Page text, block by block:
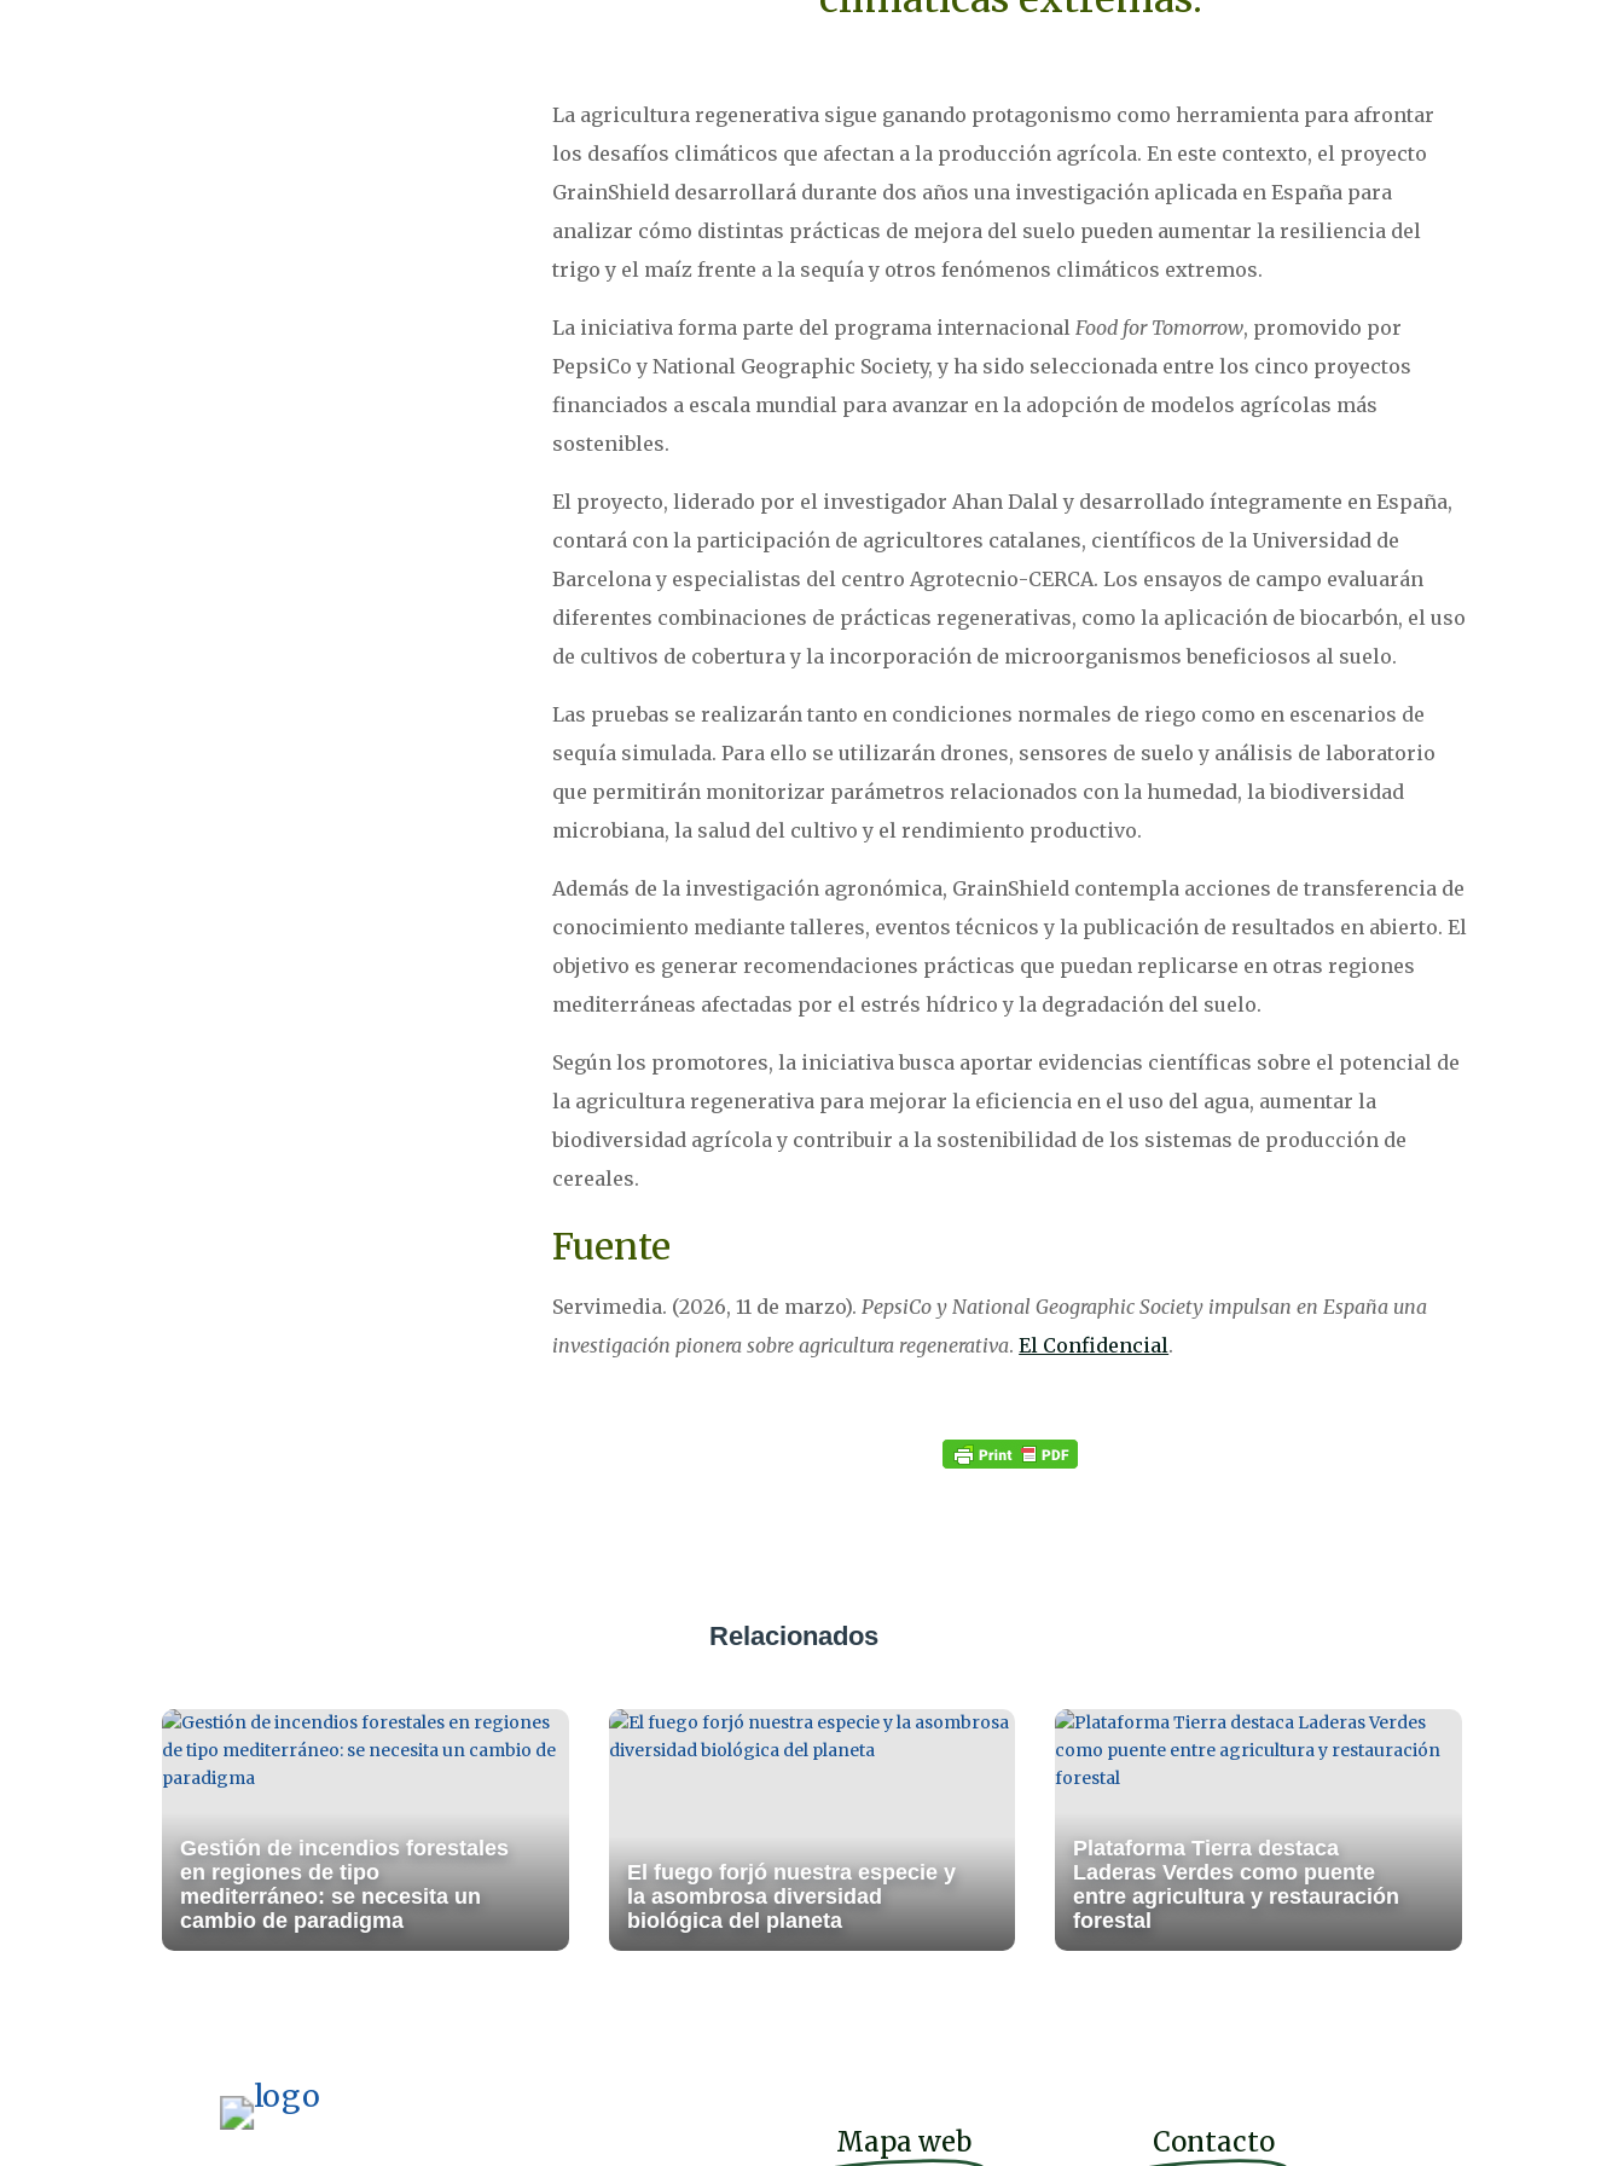
La agricultura regenerativa sigue ganando protagonismo como herramienta para afrontar
los desafíos climáticos que afectan a la producción agrícola. En este contexto, el proyecto
GrainShield desarrollará durante dos años una investigación aplicada en España para
analizar cómo distintas prácticas de mejora del suelo pueden aumentar la resiliencia del
trigo y el maíz frente a la sequía y otros fenómenos climáticos extremos.
La iniciativa forma parte del programa internacionalFood for Tomorrow, promovido por
PepsiCo y National Geographic Society, y ha sido seleccionada entre los cinco proyectos
financiados a escala mundial para avanzar en la adopción de modelos agrícolas más
sostenibles.
El proyecto, liderado por el investigador Ahan Dalal y desarrollado íntegramente en España,
contará con la participación de agricultores catalanes, científicos de la Universidad de
Barcelona y especialistas del centro Agrotecnio-CERCA. Los ensayos de campo evaluarán
diferentes combinaciones de prácticas regenerativas, como la aplicación de biocarbón, el uso
de cultivos de cobertura y la incorporación de microorganismos beneficiosos al suelo.
Las pruebas se realizarán tanto en condiciones normales de riego como en escenarios de
sequía simulada. Para ello se utilizarán drones, sensores de suelo y análisis de laboratorio
que permitirán monitorizar parámetros relacionados con la humedad, la biodiversidad
microbiana, la salud del cultivo y el rendimiento productivo.
Además de la investigación agronómica, GrainShield contempla acciones de transferencia de
conocimiento mediante talleres, eventos técnicos y la publicación de resultados en abierto. El
objetivo es generar recomendaciones prácticas que puedan replicarse en otras regiones
mediterráneas afectadas por el estrés hídrico y la degradación del suelo.
Según los promotores, la iniciativa busca aportar evidencias científicas sobre el potencial de
la agricultura regenerativa para mejorar la eficiencia en el uso del agua, aumentar la
biodiversidad agrícola y contribuir a la sostenibilidad de los sistemas de producción de
cereales.
Fuente
Servimedia. (2026, 11 de marzo).PepsiCo y National Geographic Society impulsan en España una
investigación pionera sobre agricultura regenerativa.El Confidencial.
Relacionados
Gestión de incendios forestales
en regiones de tipo
mediterráneo: se necesita un
cambio de paradigma
El fuego forjó nuestra especie y
la asombrosa diversidad
biológica del planeta
Plataforma Tierra destaca
Laderas Verdes como puente
entre agricultura y restauración
forestal
Mapa web Contacto